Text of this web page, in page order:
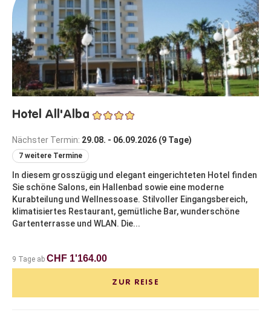
Hotel All'Alba
Nächster Termin: 29.08. - 06.09.2026 (9 Tage)
7 weitere Termine
In diesem grosszügig und elegant eingerichteten Hotel finden
Sie schöne Salons, ein Hallenbad sowie eine moderne
Kurabteilung und Wellnessoase. Stilvoller Eingangsbereich,
klimatisiertes Restaurant, gemütliche Bar, wunderschöne
Gartenterrasse und WLAN. Die...
9 Tage ab CHF 1'164.00
ZUR REISE